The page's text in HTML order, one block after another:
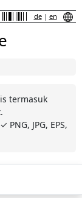
de| en
termasuk
JPG, EPS,